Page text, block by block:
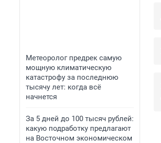
Метеоролог предрек самую
мощную климатическую
катастрофу за последнюю
тысячу лет: когда всё
начнется
За 5 дней до 100 тысяч рублей:
какую подработку предлагают
на Восточном экономическом